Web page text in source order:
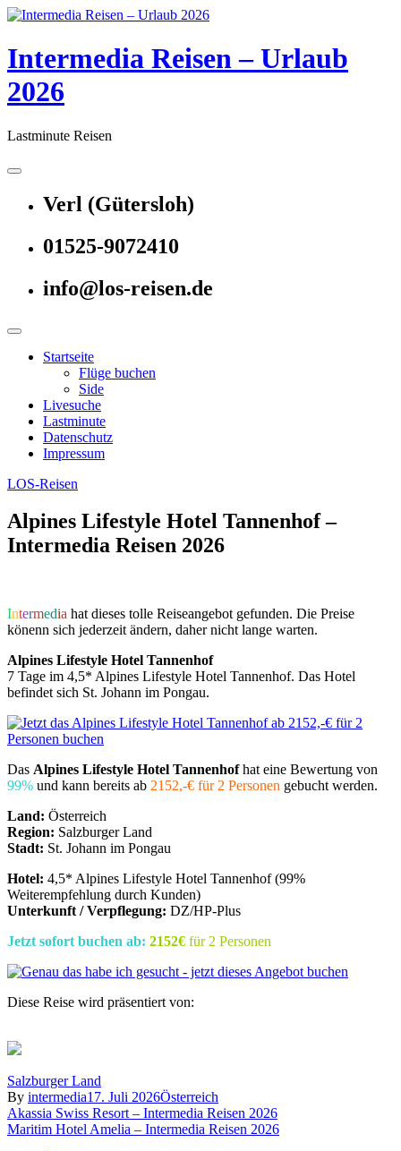
Skip
content
Intermedia Reisen – Urlaub
2026
Lastminute Reisen
Verl (Gütersloh)
01525-9072410
info@los-reisen.de
Startseite
Flüge buchen
Side
Livesuche
Lastminute
Datenschutz
Impressum
LOS-Reisen
Alpines Lifestyle Hotel Tannenhof –
Intermedia Reisen 2026
Intermedia hat dieses tolle Reiseangebot gefunden. Die Preise
könenn sich jederzeit ändern, daher nicht lange warten.
Alpines Lifestyle Hotel Tannenhof
7 Tage im 4,5* Alpines Lifestyle Hotel Tannenhof. Das Hotel
befindet sich St. Johann im Pongau.
Das Alpines Lifestyle Hotel Tannenhofhat eine Bewertung von
99% und kann bereits ab 2152,-€ für 2 Personen gebucht werden.
Land: Österreich
Region: Salzburger Land
Stadt: St. Johann im Pongau
Hotel: 4,5* Alpines Lifestyle Hotel Tannenhof (99%
Weiterempfehlung durch Kunden)
Unterkunft / Verpflegung: DZ/HP-Plus
Jetzt sofort buchen ab: 2152€ für 2 Personen
Diese Reise wird präsentiert von:
Salzburger Land
By intermedia17. Juli 2026Österreich
Beitragsnavigation
Akassia Swiss Resort – Intermedia Reisen 2026
Maritim Hotel Amelia – Intermedia Reisen 2026